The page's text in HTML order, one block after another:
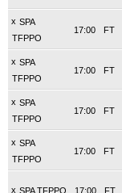
x SPA
TFPPO
FT
17:00
x SPA
TFPPO
FT
17:00
x SPA
TFPPO
FT
17:00
x SPA
TFPPO
FT
17:00
x SPA TFPPO FT
17:00